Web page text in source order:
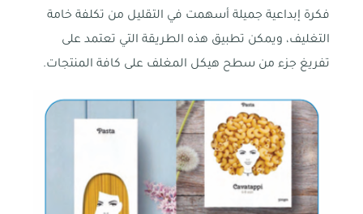
فكرة إبداعية جميلة أسهمت في التقليل من تكلفة خامة
التغليف، ويمكن تطبيق هذه الطريقة التي تعتمد على
تفريغ جزء من سطح هيكل المغلف على كافة المنتجات.